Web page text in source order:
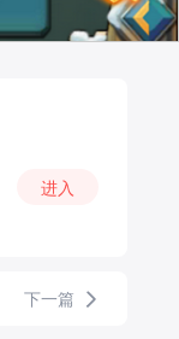
进入
下一篇